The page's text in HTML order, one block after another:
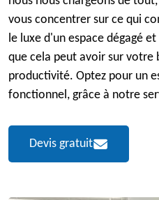
vous concentrer sur ce qui
le luxe d'un espace dégagé
que cela peut avoir sur
productivité. Optez pour un
fonctionnel, grâce à notre
Devis gratuit